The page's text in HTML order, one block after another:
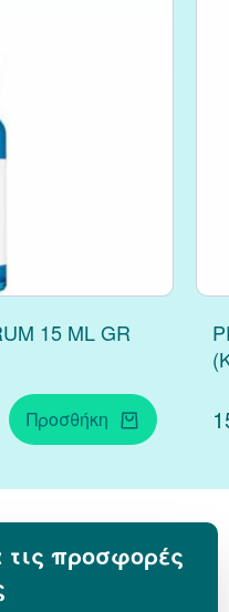
15 ML GR
Προσθήκη
προσφορές